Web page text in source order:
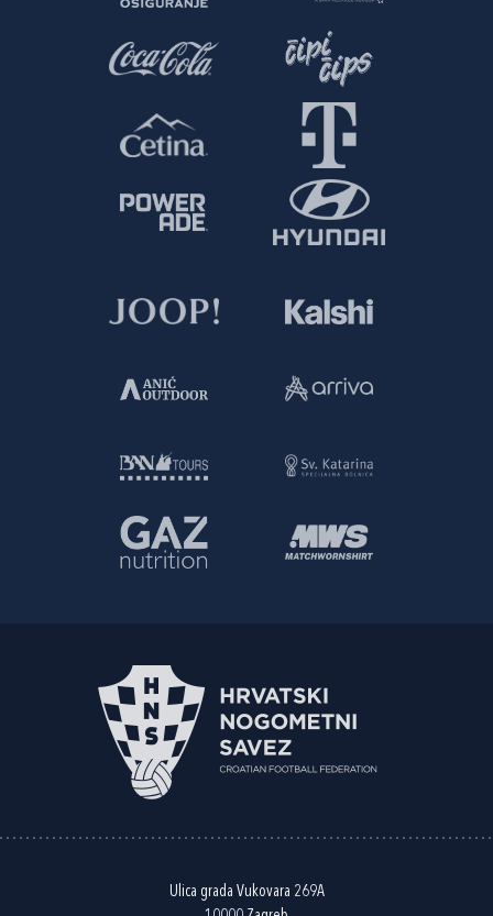
Ulica grada Vukovara 269A